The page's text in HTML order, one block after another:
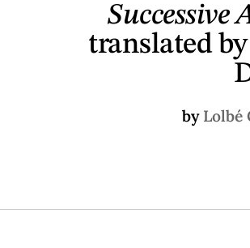
Successive
translated
by Lolbé